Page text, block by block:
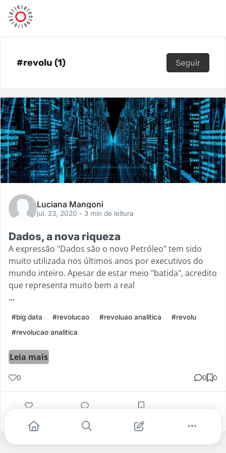
#revolu (1) Seguir
Luciana Mangoni
jul. 23, 2020 - 3 min de leitura
Dados, a nova riqueza
A expressão "Dados são o novo Petróleo" tem sido
muito utilizada nos últimos anos por executivos do
mundo inteiro. Apesar de estar meio "batida", acredito
que representa muito bem a real
...
#big data #revolucao #revoluao analitica
#revolu
#revolucao analitica
Leia mais
0 0 0